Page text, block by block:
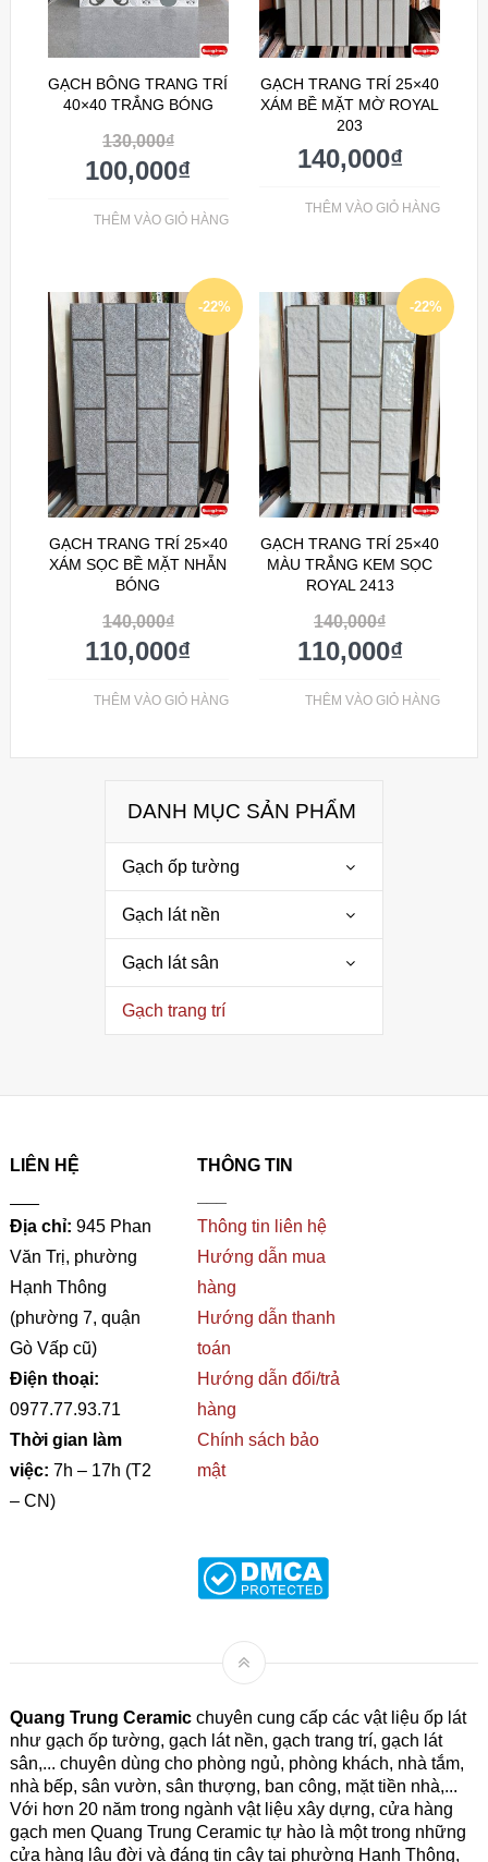
GẠCH BÔNG TRANG TRÍ
40×40 TRẮNG BÓNG
130,000₫
100,000₫
THÊM VÀO GIỎ HÀNG
GẠCH TRANG TRÍ 25×40
XÁM BỀ MẶT MỜ ROYAL
203
140,000₫
THÊM VÀO GIỎ HÀNG
-22%
GẠCH TRANG TRÍ 25×40
XÁM SỌC BỀ MẶT NHẴN
BÓNG
140,000₫
110,000₫
THÊM VÀO GIỎ HÀNG
-22%
GẠCH TRANG TRÍ 25×40
MÀU TRẮNG KEM SỌC
ROYAL 2413
140,000₫
110,000₫
THÊM VÀO GIỎ HÀNG
DANH MỤC SẢN PHẨM
Gạch ốp tường
Gạch lát nền
Gạch lát sân
Gạch trang trí
LIÊN HỆ
Địa chỉ: 945 Phan
Văn Trị, phường
Hạnh Thông
(phường 7, quận
Gò Vấp cũ)
Điện thoại:
0977.77.93.71
Thời gian làm
việc: 7h – 17h (T2
– CN)
THÔNG TIN
Thông tin liên hệ
Hướng dẫn mua
hàng
Hướng dẫn thanh
toán
Hướng dẫn đổi/trả
hàng
Chính sách bảo
mật
Quang Trung Ceramicchuyên cung cấp các vật liệu ốp lát
như gạch ốp tường, gạch lát nền, gạch trang trí, gạch lát
sân,... chuyên dùng cho phòng ngủ, phòng khách, nhà tắm,
nhà bếp, sân vườn, sân thượng, ban công, mặt tiền nhà,...
Với hơn 20 năm trong ngành vật liệu xây dựng, cửa hàng
gạch men Quang Trung Ceramic tự hào là một trong những
cửa hàng lâu đời và đáng tin cậy tại phường Hạnh Thông,